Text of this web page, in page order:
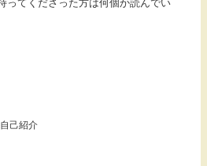
ってくださった方は何個か読んでい
自己紹介